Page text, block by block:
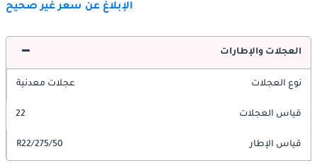
الإبلاغ عن سعر غير صحيح
العجلات والإطارات
نوع العجلات عجلات معدنية
قياس العجلات 22
قياس الإطار 275/50/R22